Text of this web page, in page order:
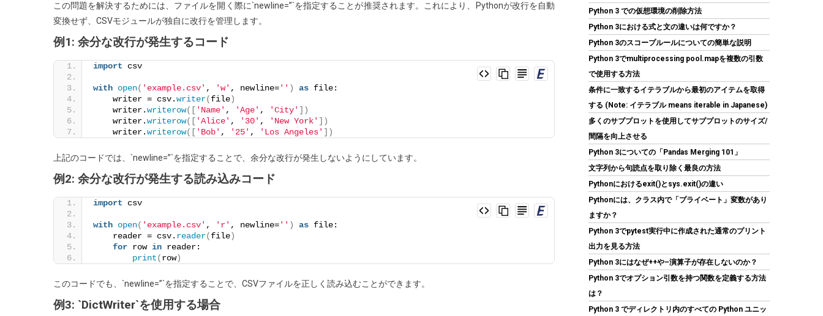
分
な
追
さ
れ
問
題
この問題を解決するためには、ファイルを開く際に`newline=”`を指定することが推奨されます。これにより、Pythonが改行を自動
変換せず、CSVモジュールが独自に改行を管理します。
例1: 余分な改行が発生するコード
import csv
with open( 'example.csv' , 'w' , newline='' ) as file:
    writer = csv.
writer(file)
    writer.
writerow([ 'Name' , 'Age' , 'City' ])
    writer.
writerow([ 'Alice' , '30' , 'New York' ])
    writer.
writerow([ 'Bob' , '25' , 'Los Angeles' ])
上記のコードでは、`newline=”`を指定することで、余分な改行が発生しないようにしています。
例2: 余分な改行が発生する読み込みコード
import csv
with open( 'example.csv' , 'r' , newline='' ) as file:
    reader = csv.
reader(file)
for row in reader:
print(row)
このコードでも、`newline=”`を指定することで、CSVファイルを正しく読み込むことができます。
例3: `DictWriter`を使用する場合
シリコンパワー SSD 512GB 3D NAND M.2 2280
PCIe3.0×4 NVMe1.3 P34A60シリーズ 5年保証
SP512GBP34A60M28
(5432743) GBP 77.06 (2026-08-07
04:03 GMT +09:00 時点 -詳細はこちら)
ORICO M.2 NVMe SSD 外付けケース USB 3.2
Gen2 10Gbps高速データ転送 NVMe/PCIE 対応
2230/2242/2260/2280 SSD ケース M2 SSD 外
付けケース 8TB容量に対応 UASPサポート
ABS+アルミ材質 黑 M2PV-BK
GMT +09:00 時点 -詳細はこちら)
Python 3 での仮想環境の削除方法
Python 3における式と文の違いは何ですか？
Python 3のスコープルールについての簡単な説明
Python 3でmultiprocessing pool.mapを複数の引数
で使用する方法
条件に一致するイテラブルから最初のアイテムを取得
する (Note: イテラブル means iterable in Japanese)
多くのサブプロットを使用してサブプロットのサイズ/
間隔を向上させる
Python 3についての「Pandas Merging 101」
文字列から句読点を取り除く最良の方法
Pythonにおけるexit()とsys.exit()の違い
Pythonには、クラス内で「プライベート」変数があり
ますか？
Python 3でpytest実行中に作成された通常のプリント
出力を見る方法
Python 3にはなぜ++や–演算子が存在しないのか？
Python 3でオプション引数を持つ関数を定義する方法
は？
Python 3 でディレクトリ内のすべての Python ユニッ